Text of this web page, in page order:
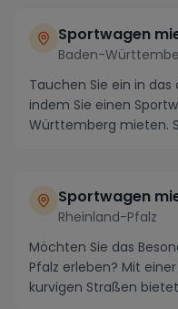
Sportwagen
Baden-
Tauchen Sie ein in
indem Sie einen
Württemberg mieten.
Sportwagen
Rheinland-Pfalz
Möchten Sie das
Pfalz erleben? Mit
kurvigen Straßen